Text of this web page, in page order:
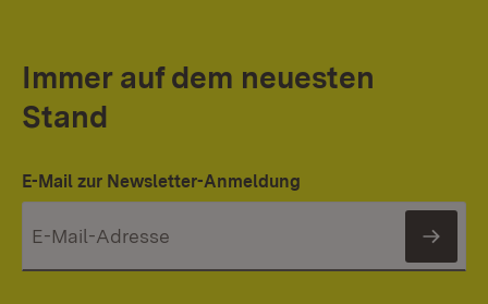
Immer auf dem neuesten
Stand
E-Mail zur Newsletter-Anmeldung